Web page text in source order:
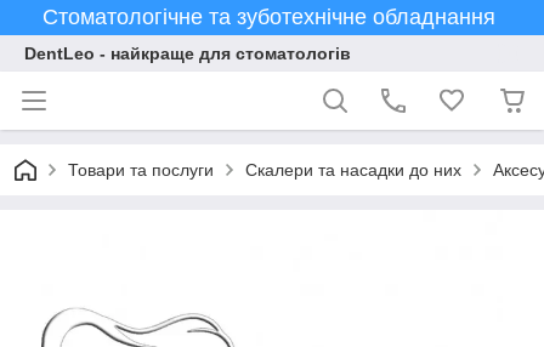
Стоматологічне та зуботехнічне обладнання
DentLeo - найкраще для стоматологів
Товари та послуги Скалери та насадки до них